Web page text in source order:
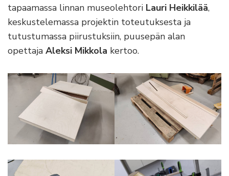
tapaamassa linnan museolehtori Lauri Heikkilää,
keskustelemassa projektin toteutuksesta ja
tutustumassa piirustuksiin, puusepän alan
opettaja Aleksi Mikkola kertoo.